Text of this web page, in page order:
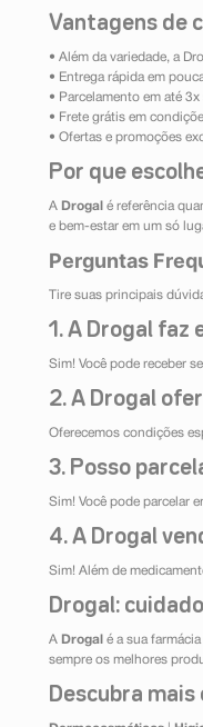
Vantagens de
• Além da variedade, a
• Entrega rápida em
• Parcelamento em até
• Frete grátis em
• Ofertas e promoções
Por que
A Drogal é referência
e bem-estar em um só
Perguntas
Tire suas principais
1. A Drogal faz
Sim! Você pode receber
2. A Drogal
Oferecemos condições
3. Posso
Sim! Você pode parcelar
4. A Drogal
Sim! Além de
Drogal:
A Drogal é a sua
sempre os melhores
Descubra